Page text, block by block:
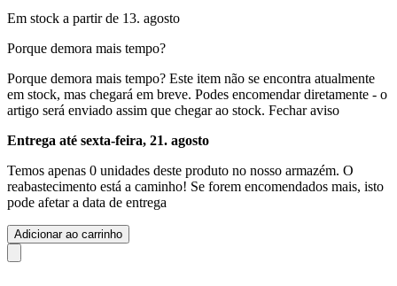
Em stock a partir de 13. agosto
Porque demora mais tempo?
Porque demora mais tempo? Este item não se encontra atualmente
em stock, mas chegará em breve. Podes encomendar diretamente - o
artigo será enviado assim que chegar ao stock. Fechar aviso
Entrega até sexta-feira, 21. agosto
Temos apenas 0 unidades deste produto no nosso armazém. O
reabastecimento está a caminho! Se forem encomendados mais, isto
pode afetar a data de entrega
Adicionar ao carrinho